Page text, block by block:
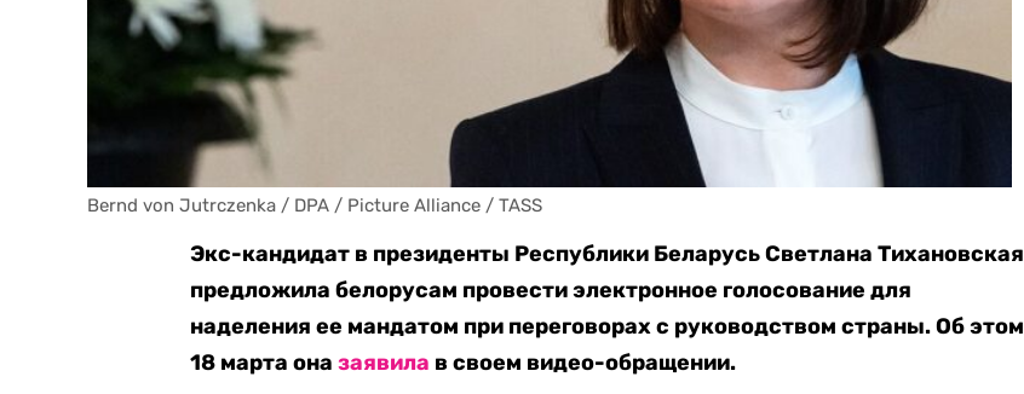
Bernd von Jutrczenka / DPA / Picture Alliance / TASS
Экс-кандидат в президенты Республики Беларусь Светлана Тихановская
предложила белорусам провести электронное голосование для
наделения ее мандатом при переговорах с руководством страны. Об этом
18 марта оназаявила в своем видео-обращении.